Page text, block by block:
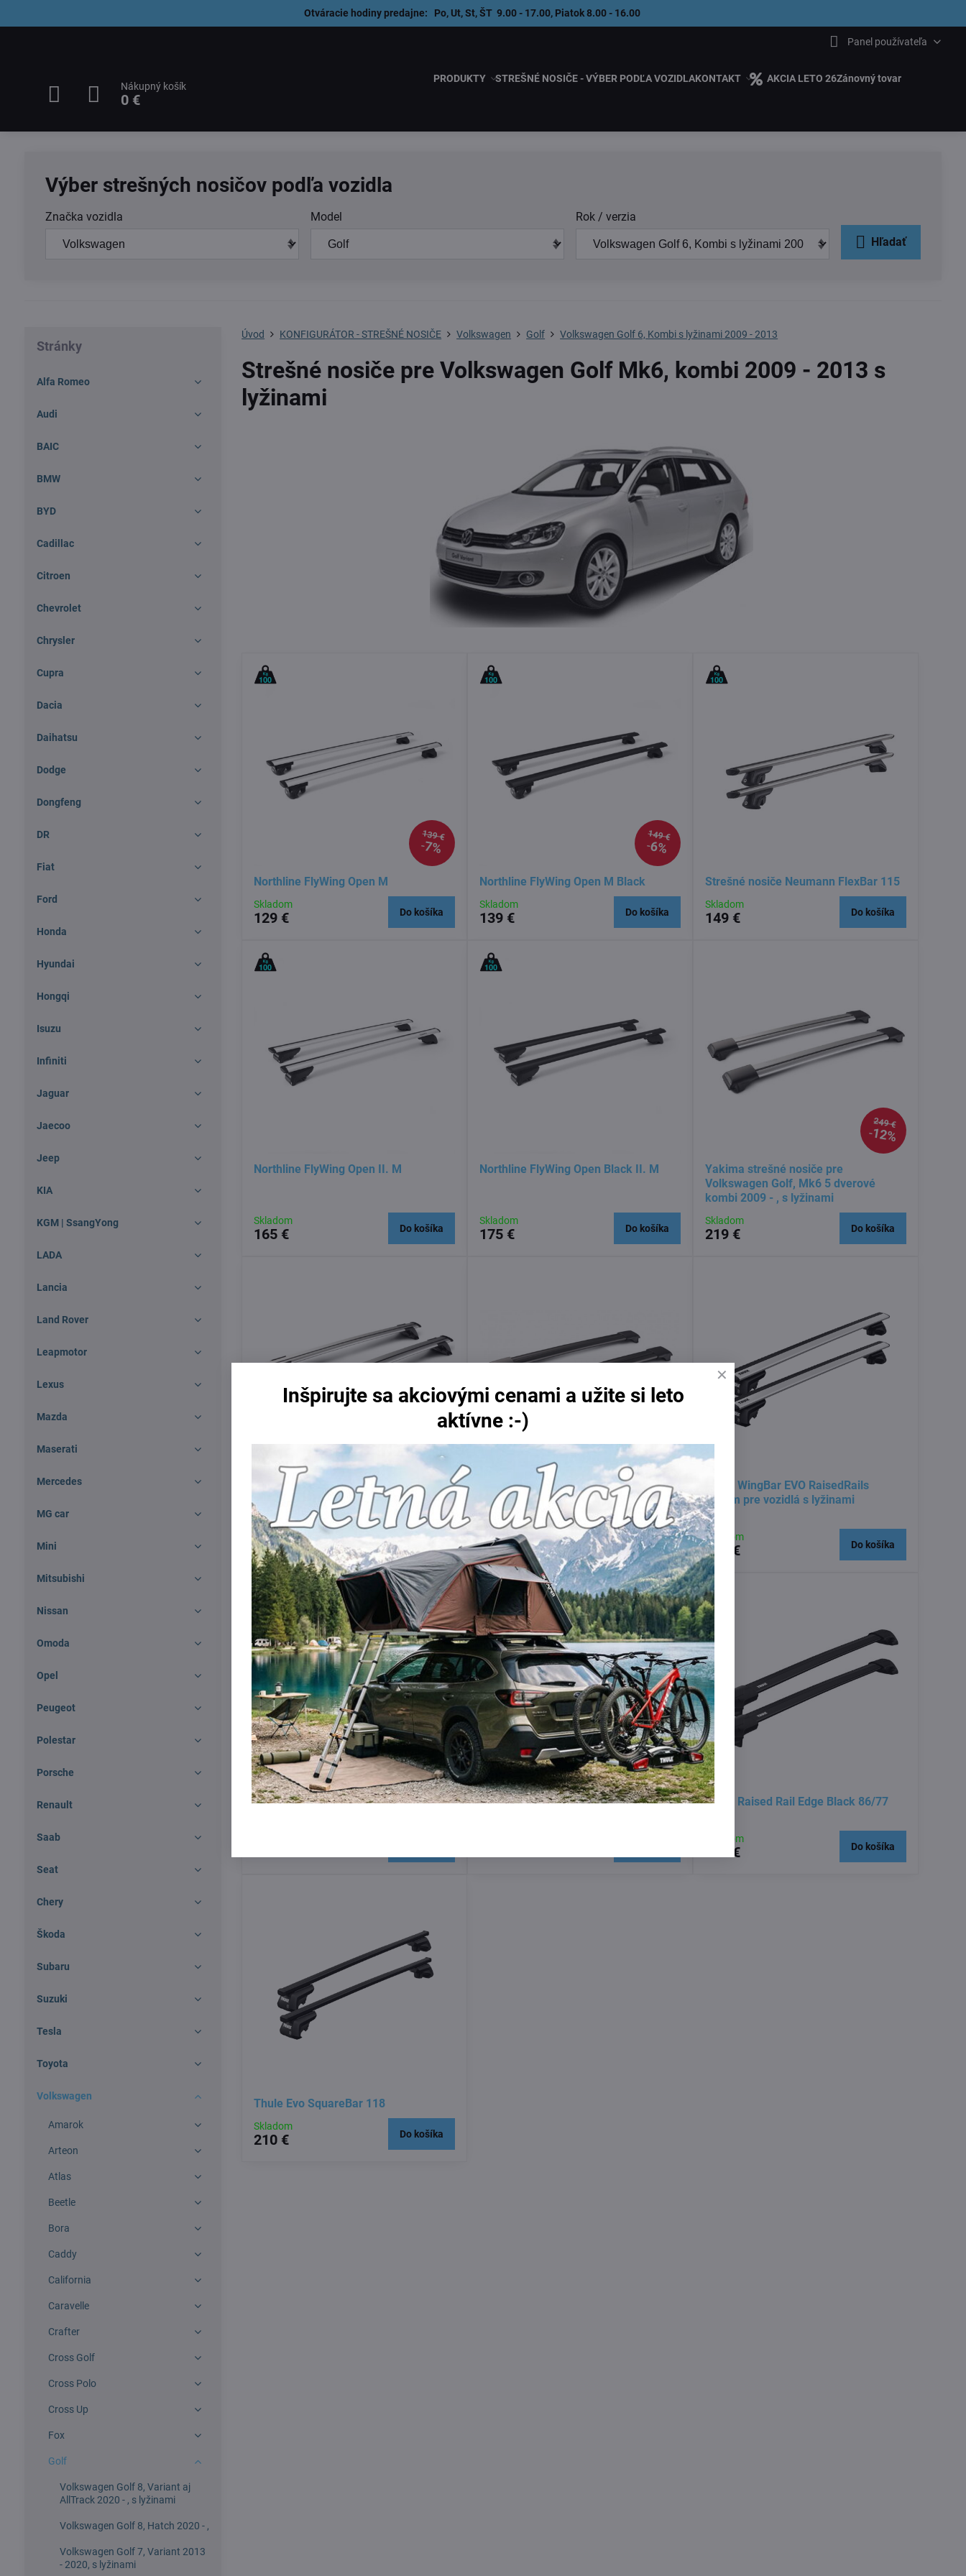
Otváracie hodiny predajne: Po, Ut, St, ŠT 9.00 - 17.00, Piatok 8.00 - 16.00
Panel používateľa
Nákupný košík
0 €
PRODUKTY STREŠNÉ NOSIČE - VÝBER PODĽA VOZIDLAKONTAKT AKCIA LETO 26Zánovný tovar
Výber strešných nosičov podľa vozidla
Značka vozidla Model
Rok / verzia
Hľadať
Úvod KONFIGURÁTOR - STREŠNÉ NOSIČE Volkswagen Golf Volkswagen Golf 6, Kombi s lyžinami 2009 - 2013
Strešné nosiče pre Volkswagen Golf Mk6, kombi 2009 - 2013 s
lyžinami
139 €
7%
Northline FlyWing Open M
Skladom
129 € Do košíka
149 €
6%
Northline FlyWing Open M Black
Skladom
139 € Do košíka
Strešné nosiče Neumann FlexBar 115
Skladom
149 € Do košíka
Northline FlyWing Open II. M
Skladom
165 € Do košíka
Northline FlyWing Open Black II. M
Skladom
175 € Do košíka
249 €
12%
Yakima strešné nosiče pre
Volkswagen Golf, Mk6 5 dverové
kombi 2009 - , s lyžinami
Skladom
219 € Do košíka
12%
Yakima strešné nosiče pre
Volkswagen Golf, Mk6 5 dverové
kombi 2009 - , s lyžinami
Skladom
263 €
12%
Strešné nosiče Yakima S53 Black
Skladom
228 € Do košíka
Thule WingBar EVO RaisedRails
118cm pre vozidlá s lyžinami
Skladom
269 € Do košíka
Thule WingBar EVO RaisedRails Black
Thule Raised Rail Edge 86/77 Thule Raised Rail Edge Black 86/77
Skladom
399 € Do košíka
Thule Evo SquareBar 118
Skladom
210 € Do košíka
Stránky
Alfa Romeo
Audi
BAIC
BMW
BYD
Cadillac
Citroen
Chevrolet
Chrysler
Cupra
Dacia
Daihatsu
Dodge
Dongfeng
DR
Fiat
Ford
Honda
Hyundai
Hongqi
Isuzu
Infiniti
Jaguar
Jaecoo
Jeep
KIA
KGM | SsangYong
LADA
Lancia
Land Rover
Leapmotor
Lexus
Mazda
Maserati
Mercedes
MG car
Mini
Mitsubishi
Nissan
Omoda
Opel
Peugeot
Polestar
Porsche
Renault
Saab
Seat
Chery
Škoda
Subaru
Suzuki
Tesla
Toyota
Volkswagen
Amarok
Arteon
Atlas
Beetle
Bora
Caddy
California
Caravelle
Crafter
Cross Golf
Cross Polo
Cross Up
Fox
Golf
Volkswagen Golf 8, Variant aj
AllTrack 2020 - , s lyžinami
Volkswagen Golf 8, Hatch 2020 - ,
Volkswagen Golf 7, Variant 2013
- 2020, s lyžinami
Inšpirujte sa akciovými cenami a užite si leto
aktívne :-)